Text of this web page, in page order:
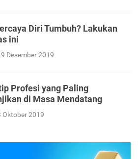
Diri Tumbuh? Lakukan
ini
Desember 2019
Profesi yang Paling
di Masa Mendatang
Oktober 2019